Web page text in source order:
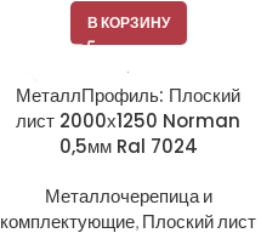
В КОРЗИНУ
МеталлПрофиль: Плоский
лист 2000х1250 Norman
0,5мм Ral 7024
Металлочерепица и
комплектующие, Плоский лист